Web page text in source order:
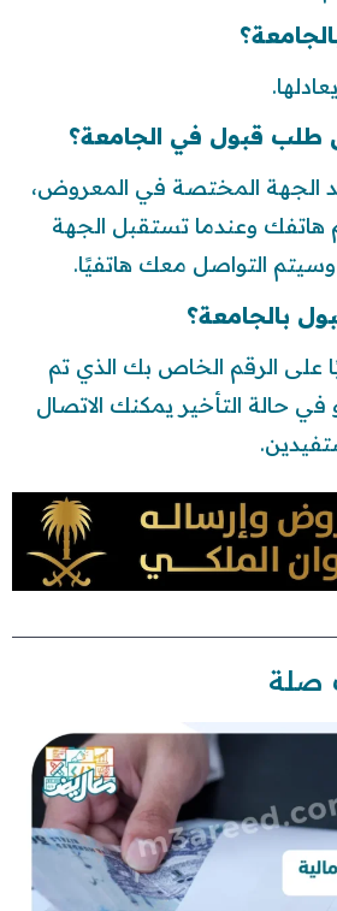
قبول في الجامعة؟
الجهة المختصة في المعروض،
هاتفك وعندما تستقبل الجهة
التواصل معك هاتفيًا.
بالجامعة؟
على الرقم الخاص بك الذي تم
حالة التأخير يمكنك الاتصال
صلة